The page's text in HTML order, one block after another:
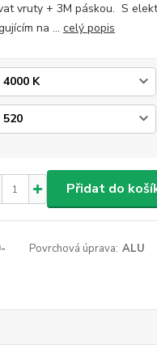
vruty + 3M páskou. S
na ... celý popis
Přidat do
Povrchová úprava: ALU